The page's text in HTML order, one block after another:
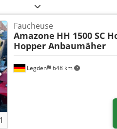
Legden 648 km
Faucheuse
Amazone HH 1500 SC
Hopper Anbaumäher